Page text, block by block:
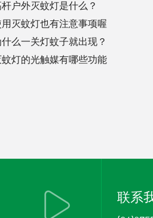
户外灭蚊灯是什么？
用灭蚊灯也有注意事项喔
什么一关灯蚊子就出现？
蚊灯的光触媒有哪些功能
联系